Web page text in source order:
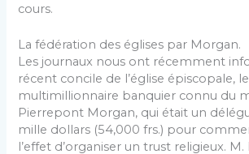
cours.
La fédération des églises par Morgan.
Les journaux nous ont récemment
récent concile de l’église épiscopale, le
multimillionnaire banquier connu du
Pierrepont Morgan, qui était un
mille dollars (54,000 frs.) pour
l’effet d’organiser un trust religieux.